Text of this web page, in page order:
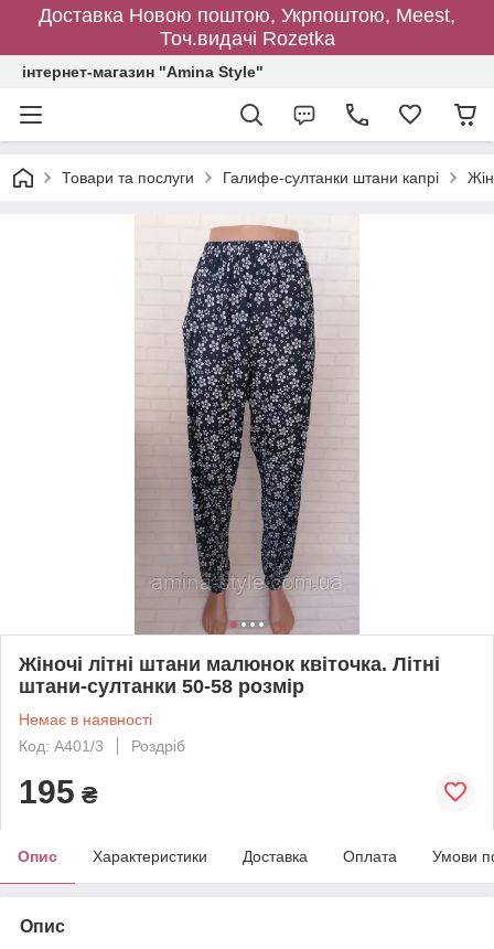
Доставка Новою поштою, Укрпоштою, Meest,
Точ.видачі Rozetka
інтернет-магазин "Amina Style"
Товари та послуги Галифе-султанки штани капрі
Жіночі літні штани малюнок квіточка. Літні
штани-султанки 50-58 розмір
Немає в наявності
Код: А401/3
Роздріб
195 ₴
Опис Характеристики Доставка Оплата Умови
Опис